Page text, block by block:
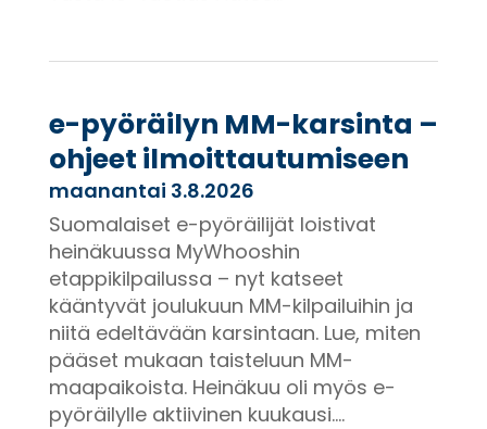
e-pyöräilyn MM-karsinta –
ohjeet ilmoittautumiseen
maanantai 3.8.2026
Suomalaiset e-pyöräilijät loistivat
heinäkuussa MyWhooshin
etappikilpailussa – nyt katseet
kääntyvät joulukuun MM-kilpailuihin ja
niitä edeltävään karsintaan. Lue, miten
pääset mukaan taisteluun MM-
maapaikoista. Heinäkuu oli myös e-
pyöräilylle aktiivinen kuukausi....